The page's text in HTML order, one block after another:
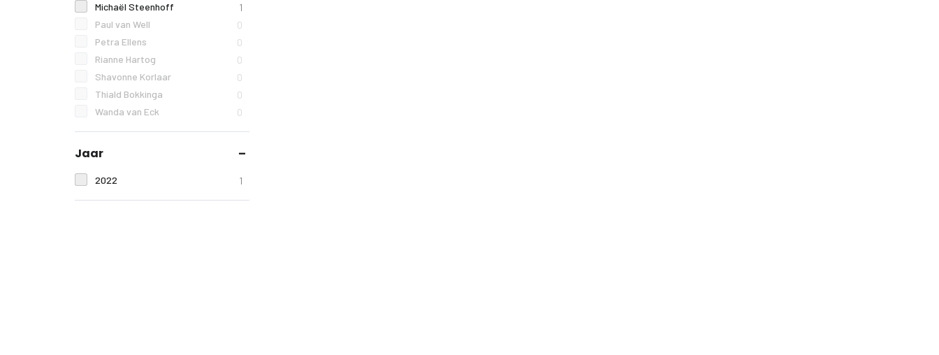
Michaël Steenhoff 1
Paul van Well 0
Petra Ellens 0
Rianne Hartog 0
Shavonne Korlaar 0
Thiald Bokkinga 0
Wanda van Eck 0
Jaar
2022 1